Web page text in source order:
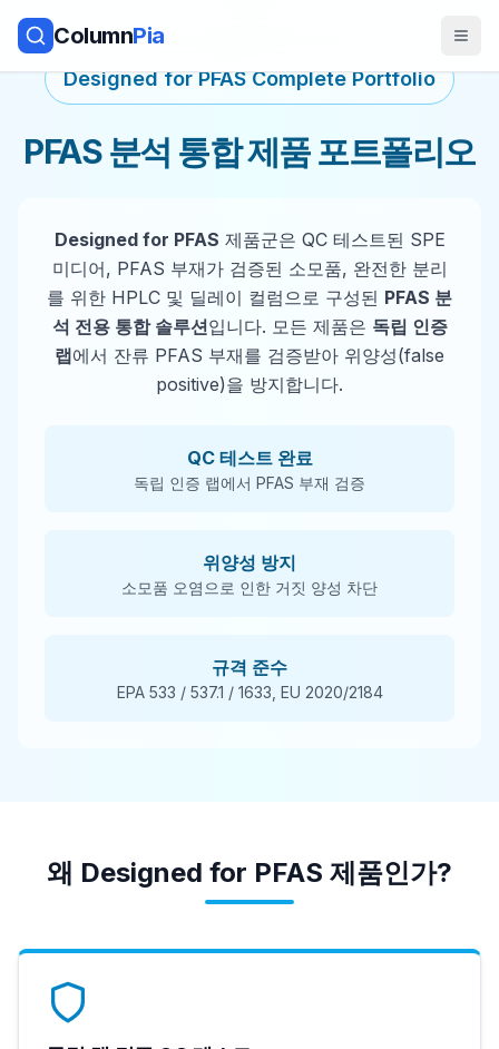
ColumnPia
Designed for PFAS Complete Portfolio
PFAS 분석 통합 제품 포트폴리오
Designed for PFAS 제품군은 QC 테스트된 SPE
미디어, PFAS 부재가 검증된 소모품, 완전한 분리
를 위한 HPLC 및 딜레이 컬럼으로 구성된 PFAS 분
석 전용 통합 솔루션입니다. 모든 제품은 독립 인증
랩에서 잔류 PFAS 부재를 검증받아 위양성(false
positive)을 방지합니다.
QC 테스트 완료
독립 인증 랩에서 PFAS 부재 검증
위양성 방지
소모품 오염으로 인한 거짓 양성 차단
규격 준수
EPA 533 / 537.1 / 1633, EU 2020/2184
왜 Designed for PFAS 제품인가?